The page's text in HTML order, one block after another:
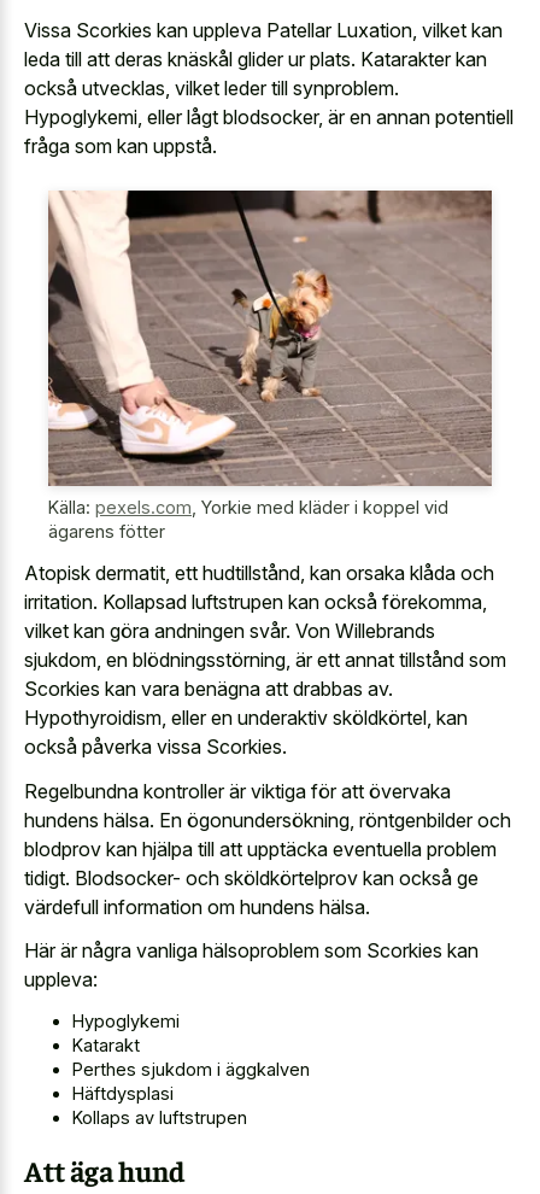
Vissa Scorkies kan uppleva Patellar Luxation, vilket kan
leda till att deras knäskål glider ur plats. Katarakter kan
också utvecklas, vilket leder till synproblem.
Hypoglykemi, eller lågt blodsocker, är en annan potentiell
fråga som kan uppstå.
Källa: pexels.com Yorkie med kläder i koppel vid
ägarens fötter
Atopisk dermatit, ett hudtillstånd, kan orsaka klåda och
irritation. Kollapsad luftstrupen kan också förekomma,
vilket kan göra andningen svår. Von Willebrands
sjukdom, en blödningsstörning, är ett annat tillstånd som
Scorkies kan vara benägna att drabbas av.
Hypothyroidism, eller en underaktiv sköldkörtel, kan
också påverka vissa Scorkies.
Regelbundna kontroller är viktiga för att övervaka
hundens hälsa. En ögonundersökning, röntgenbilder och
blodprov kan hjälpa till att upptäcka eventuella problem
tidigt. Blodsocker- och sköldkörtelprov kan också ge
värdefull information om hundens hälsa.
Här är några vanliga hälsoproblem som Scorkies kan
uppleva:
Hypoglykemi
Katarakt
Perthes sjukdom i äggkalven
Häftdysplasi
Kollaps av luftstrupen
Att äga hund